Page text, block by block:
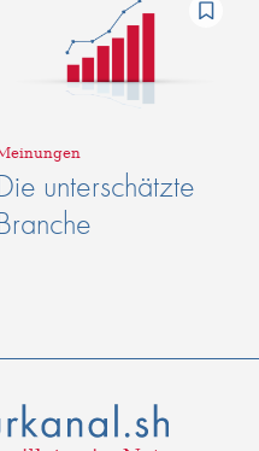
unterschätzte